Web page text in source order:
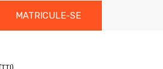
MATRICULE-SE